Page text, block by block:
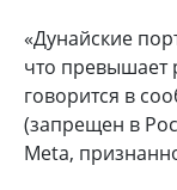
«Дунайские
что превышает
говорится в
(запрещен в
Meta,